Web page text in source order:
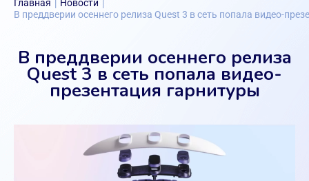
Главная | Новости |
В преддверии осеннего релиза Quest 3 в сеть попала видео-
В преддверии осеннего релиза
Quest 3 в сеть попала видео-
презентация гарнитуры